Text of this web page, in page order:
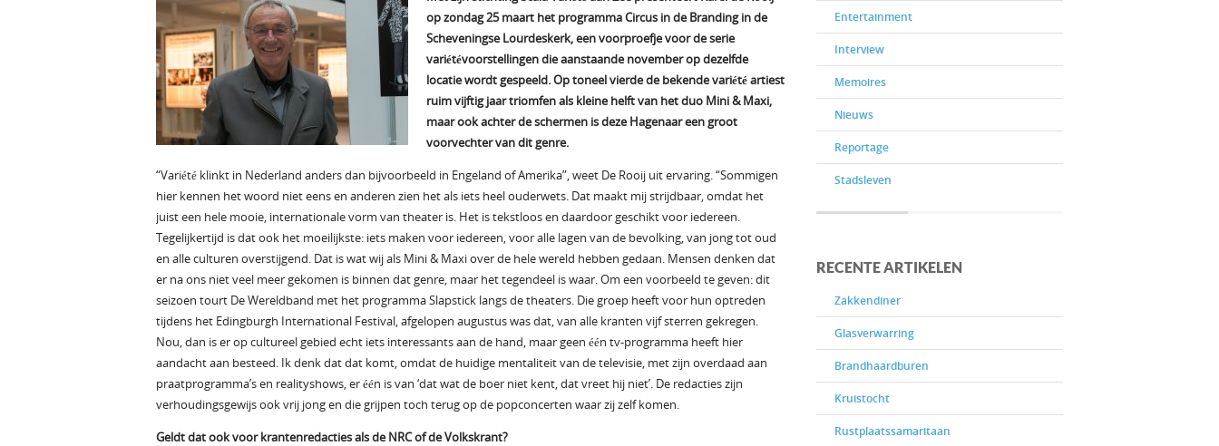
Entertainment
Interview
Memoires
Nieuws
Reportage
Stadsleven
RECENTE ARTIKELEN
Zakkendiner
Glasverwarring
Brandhaardburen
Kruistocht
Rustplaatssamaritaan
op zondag 25 maart het programma Circus in de Branding in de
Scheveningse Lourdeskerk, een voorproefje voor de serie
variétévoorstellingen die aanstaande novemberop dezelfde
locatiewordt gespeeld.Op toneel vierde de bekende variété artiest
ruim vijftig jaar triomfen als kleine helft van het duo Mini & Maxi,
maar ook achter de schermen is deze Hagenaar een groot
voorvechter van dit genre.
“Variété klinkt in Nederland anders dan bijvoorbeeld in Engeland of Amerika”, weet De Rooij uit ervaring. “Sommigen
hier kennen het woord niet eens en anderen zien het als iets heel ouderwets. Dat maakt mij strijdbaar, omdat het
juist een hele mooie, internationale vorm van theater is. Het is tekstloos en daardoor geschikt voor iedereen.
Tegelijkertijd is dat ook het moeilijkste: iets maken voor iedereen, voor alle lagen van de bevolking, van jong tot oud
en alle culturen overstijgend. Dat is wat wij als Mini & Maxi over de hele wereld hebben gedaan. Mensen denken dat
er na ons niet veel meer gekomen is binnen dat genre, maar het tegendeel is waar. Om een voorbeeld te geven: dit
seizoen tourt De Wereldband met het programma Slapstick langs de theaters. Die groep heeft voor hun optreden
tijdens het Edingburgh International Festival, afgelopen augustus was dat, van alle kranten vijf sterren gekregen.
Nou, dan is er op cultureel gebied echt iets interessants aan de hand, maar geen één tv-programma heeft hier
aandacht aan besteed. Ik denk dat dat komt, omdat de huidige mentaliteit van de televisie, met zijn overdaad aan
praatprogramma’s en realityshows, er één is van ‘dat wat de boer niet kent, dat vreet hij niet’. De redacties zijn
verhoudingsgewijs ook vrij jong en die grijpen toch terug op de popconcerten waar zij zelf komen.
Geldt dat ook voor krantenredacties als de NRC of de Volkskrant?